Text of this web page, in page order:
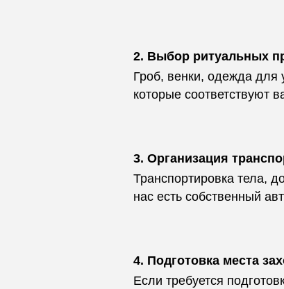
2. Выбор ритуальных
Гроб, венки, одежда
которые соответствуют
3. Организация
Транспортировка тела,
нас есть собственный
4. Подготовка места
Если требуется